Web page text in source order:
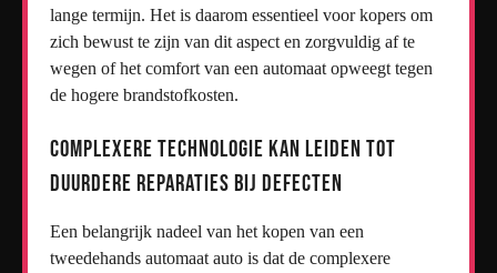
lange termijn. Het is daarom essentieel voor kopers om
zich bewust te zijn van dit aspect en zorgvuldig af te
wegen of het comfort van een automaat opweegt tegen
de hogere brandstofkosten.
Complexere technologie kan leiden tot
duurdere reparaties bij defecten
Een belangrijk nadeel van het kopen van een
tweedehands automaat auto is dat de complexere